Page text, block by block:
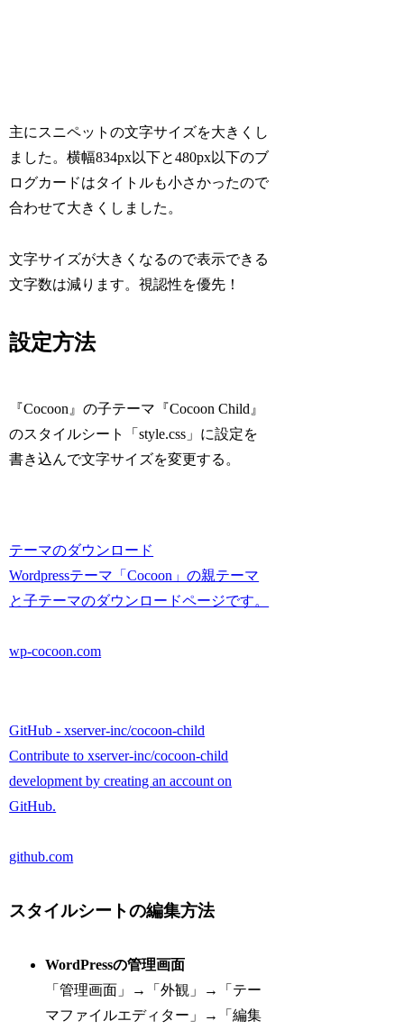
主にスニペットの文字サイズを大きくし
ました。横幅834px以下と480px以下のブ
ログカードはタイトルも小さかったので
合わせて大きくしました。
文字サイズが大きくなるので表示できる
文字数は減ります。視認性を優先！
設定方法
『Cocoon』の子テーマ『Cocoon Child』
のスタイルシート「style.css」に設定を
書き込んで文字サイズを変更する。
テーマのダウンロード
Wordpressテーマ「Cocoon」の親テーマ
と子テーマのダウンロードページです。
wp-cocoon.com
GitHub - xserver-inc/cocoon-child
Contribute to xserver-inc/cocoon-child
development by creating an account on
GitHub.
github.com
スタイルシートの編集方法
WordPressの管理画面
「管理画面」→「外観」→「テー
マファイルエディター」→「編集